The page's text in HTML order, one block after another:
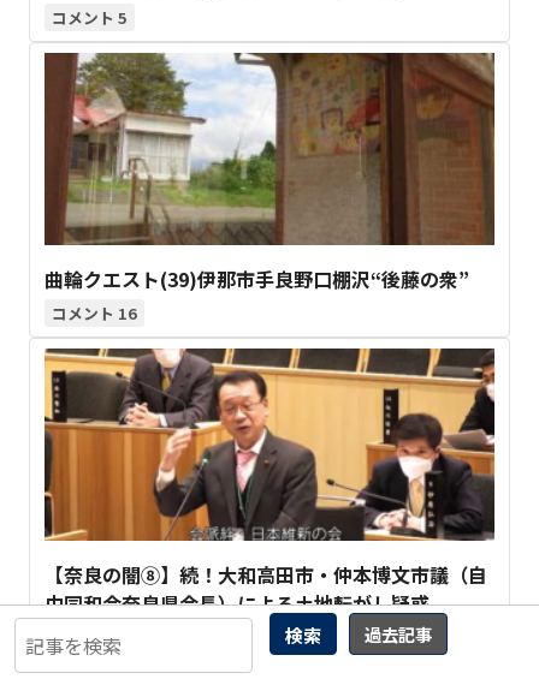
検索 過去記事
5
曲輪クエスト(39)伊那市手良野口棚沢“後藤の衆”
16
【奈良の闇⑧】続！大和高田市・仲本博文市議（自
由同和会奈良県会長）による土地転がし疑惑